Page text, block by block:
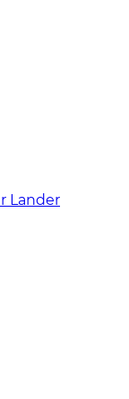
Lander